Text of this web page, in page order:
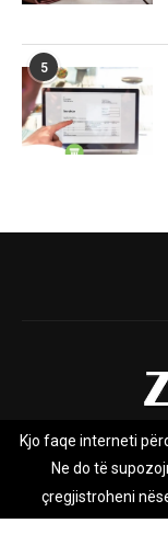
5
Rreth nesh
Zhurnal.mk është
Kjo faqe interneti
Ne do të
çregjistroheni